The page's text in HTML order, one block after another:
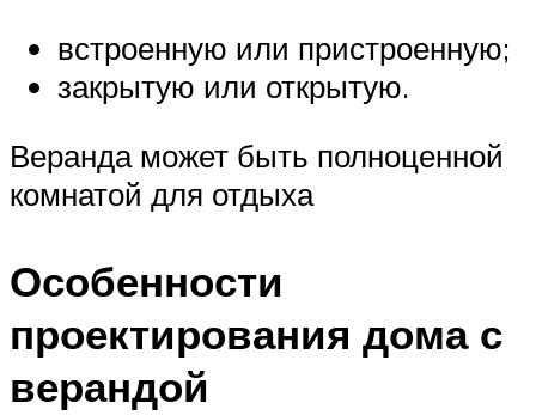
встроенную или пристроенную;
закрытую или открытую.
Веранда может быть полноценной
комнатой для отдыха
Особенности
проектирования дома с
верандой